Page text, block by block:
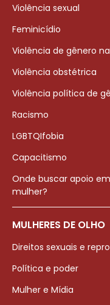
Violência sexual
Feminicídio
Violência de gênero
Violência obstétrica
Violência política de
Racismo
LGBTQIfobia
Capacitismo
Onde buscar apoio
mulher?
MULHERES DE OLHO
Direitos sexuais e
Política e poder
Mulher e Mídia